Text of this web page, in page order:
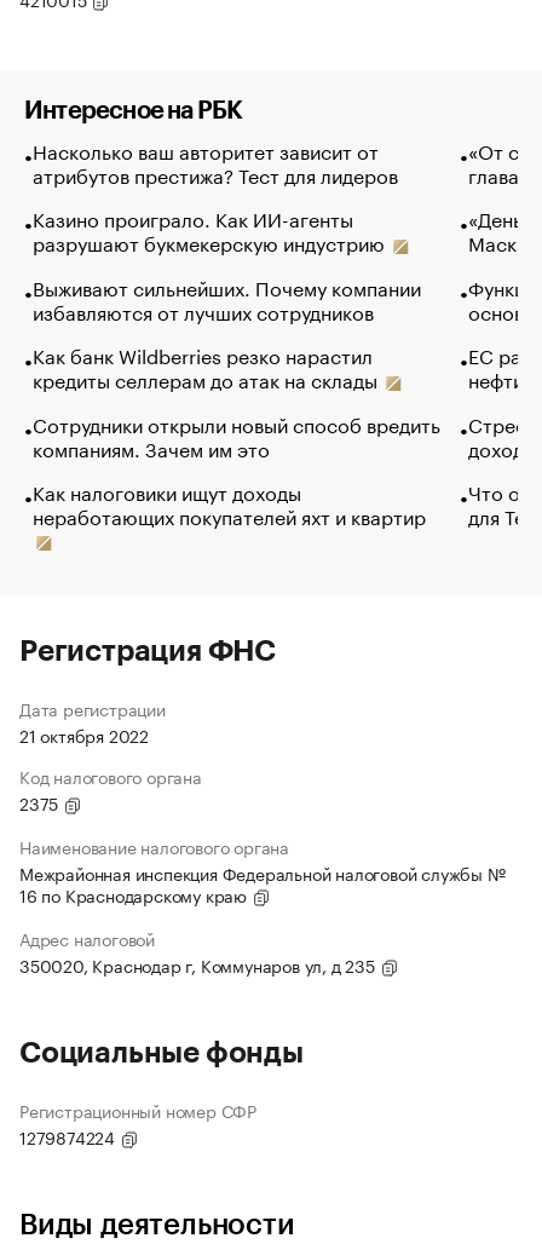
Интересное на РБК
Насколько ваш авторитет зависит от
атрибутов престижа? Тест для лидеров
Казино проиграло. Как ИИ-агенты
разрушают букмекерскую индустрию
Выживают сильнейших. Почему компании
избавляются от лучших сотрудников
Как банк Wildberries резко нарастил
кредиты селлерам до атак на склады
Сотрудники открыли новый способ вредить
компаниям. Зачем им это
Как налоговики ищут доходы
неработающих покупателей яхт и квартир
«От
глава
Маск в
основ
ЕС
нефти
Что
для
Регистрация ФНС
Дата регистрации
21 октября 2022
Код налогового органа
2375
Наименование налогового органа
Межрайонная инспекция Федеральной налоговой службы №
16 по Краснодарскому краю
Адрес налоговой
350020, Краснодар г, Коммунаров ул, д 235
Социальные фонды
Регистрационный номер СФР
1279874224
Виды деятельности